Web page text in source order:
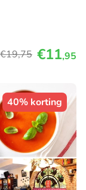
€19,75 €11,95
40% korting